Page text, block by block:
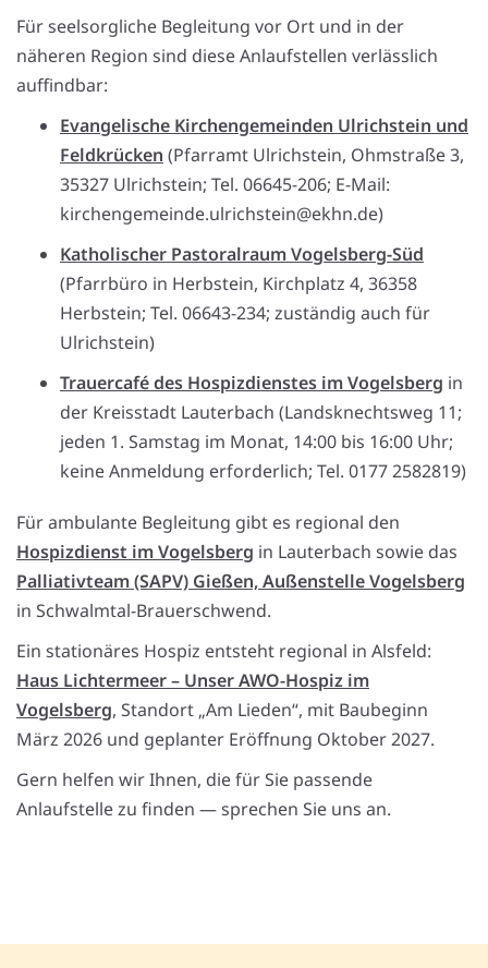
Für seelsorgliche Begleitung vor Ort und in der
näheren Region sind diese Anlaufstellen verlässlich
auffindbar:
Evangelische Kirchengemeinden Ulrichstein und
Feldkrücken (Pfarramt Ulrichstein, Ohmstraße 3,
35327 Ulrichstein; Tel. 06645-206; E-Mail:
kirchengemeinde.ulrichstein@ekhn.de)
Katholischer Pastoralraum Vogelsberg-Süd
(Pfarrbüro in Herbstein, Kirchplatz 4, 36358
Herbstein; Tel. 06643-234; zuständig auch für
Ulrichstein)
Trauercafé des Hospizdienstes im Vogelsberg in
der Kreisstadt Lauterbach (Landsknechtsweg 11;
jeden 1. Samstag im Monat, 14:00 bis 16:00 Uhr;
keine Anmeldung erforderlich; Tel. 0177 2582819)
Für ambulante Begleitung gibt es regional den
Hospizdienst im Vogelsberg in Lauterbach sowie das
Palliativteam (SAPV) Gießen, Außenstelle Vogelsberg
in Schwalmtal-Brauerschwend.
Ein stationäres Hospiz entsteht regional in Alsfeld:
Haus Lichtermeer – Unser AWO-Hospiz im
Vogelsberg, Standort „Am Lieden“, mit Baubeginn
März 2026 und geplanter Eröffnung Oktober 2027.
Gern helfen wir Ihnen, die für Sie passende
Anlaufstelle zu finden — sprechen Sie uns an.